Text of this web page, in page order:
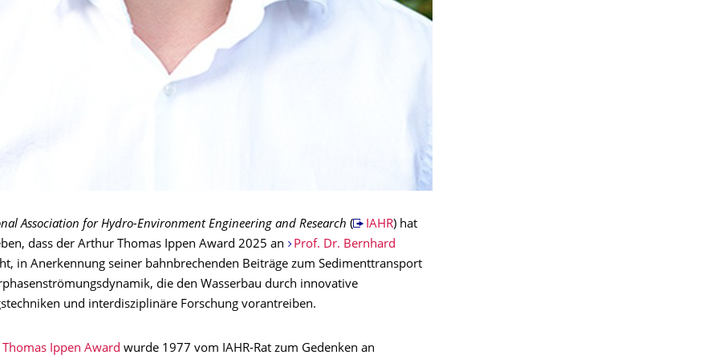
Association for Hydro-Environment Engineering and Research ( IAHR) hat
dass der Arthur Thomas Ippen Award 2025 an
Prof. Dr. Bernhard
in Anerkennung seiner bahnbrechenden Beiträge zum Sedimenttransport
die den Wasserbau durch innovative
und interdisziplinäre Forschung vorantreiben.
Ippen Award wurde 1977 vom IAHR-Rat zum Gedenken an